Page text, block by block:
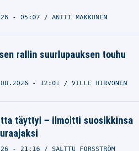
- 05:07 ANTTI MAKKONEN
rallin suurlupauksen touhu
- 12:01 VILLE HIRVONEN
täyttyi – ilmoitti suosikkinsa
- 21:16 SALTTU FORSSTRÖM